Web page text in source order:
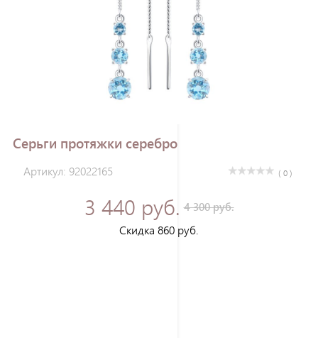
Серьги протяжки серебро
Артикул: 92022165 ( 0 )
3 440 руб. 4 300 руб.
Скидка 860 руб.
Зарегистрироваться